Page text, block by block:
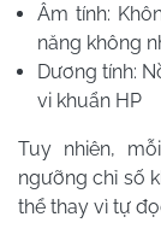
Âm tính:
năng không
Dương tính:
vi khuẩn HP
Tuy nhiên,
ngưỡng chỉ số
thể thay vì tự